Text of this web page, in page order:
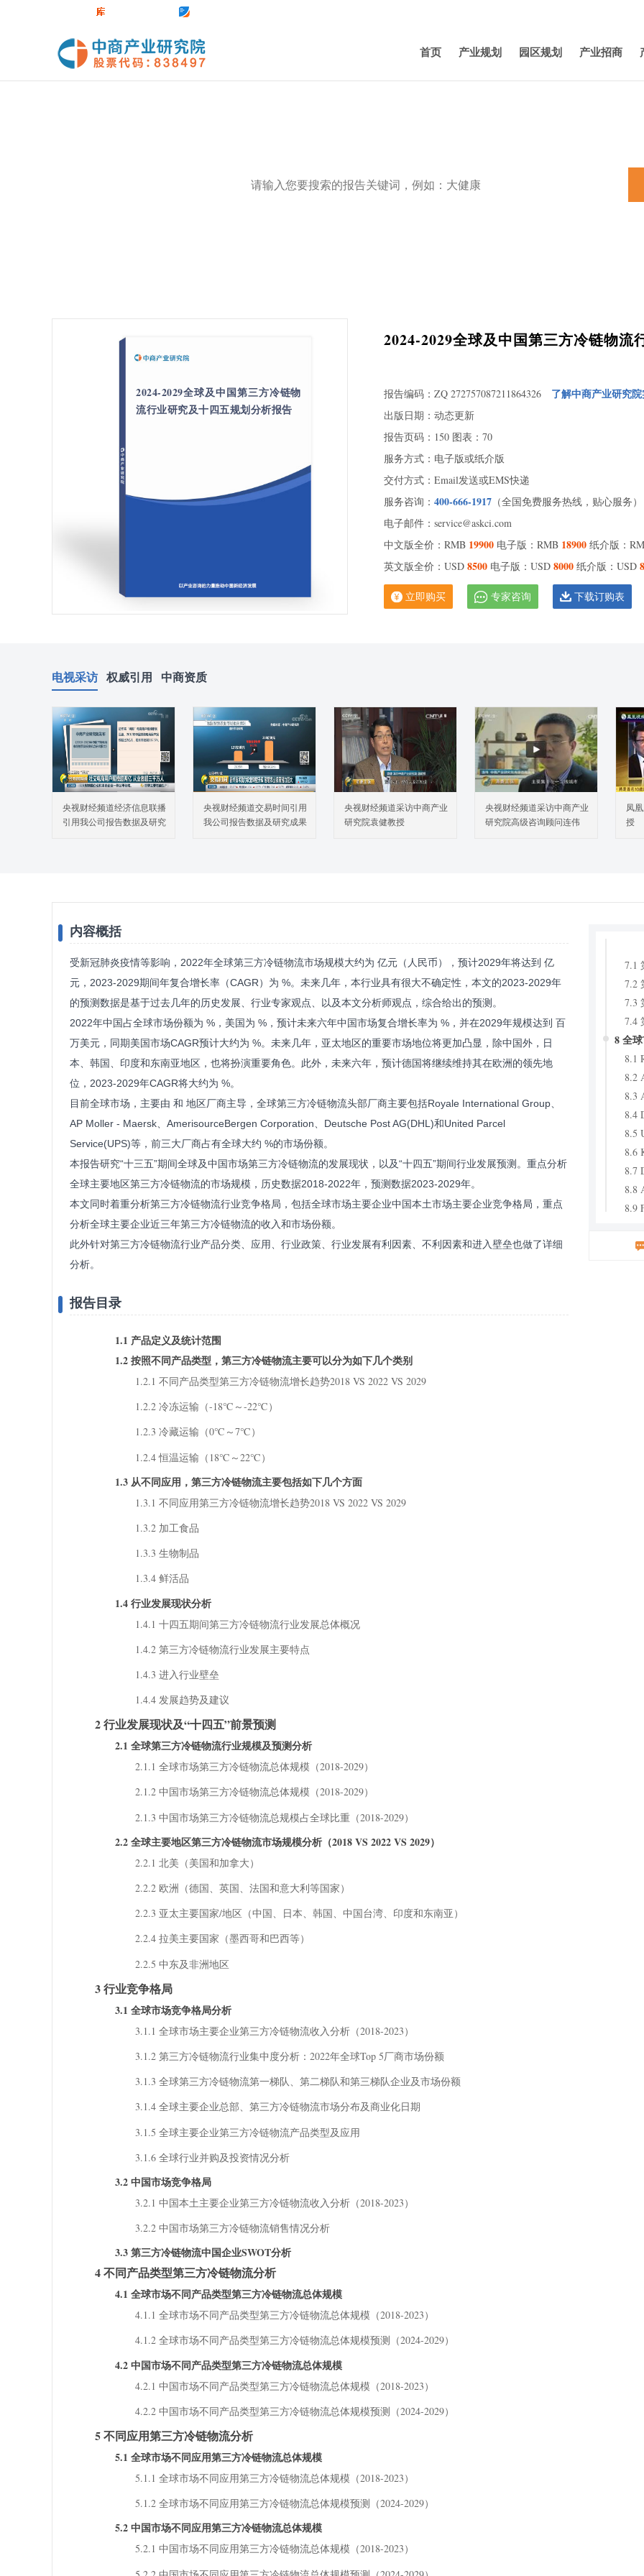
首页 产业规划 园区规划 产业招商
2024-2029全球及中国第三方冷链物
流行业研究及十四五规划分析报告
2024-2029全球及中国第三方冷链物流
报告编码：ZQ 272757087211864326 了解中商产业研究
出版日期：动态更新
报告页码：150 图表：70
服务方式：电子版或纸介版
交付方式：Email发送或EMS快递
服务咨询： 400-666-1917 （全国免费服务热线，贴心服务）
电子邮件：service@askci.com
中文版全价：RMB 19900 电子版：RMB 18900 纸介版：
英文版全价：USD 8500 电子版：USD 8000 纸介版：USD
立即购买 专家咨询 下载订购表
电视采访 权威引用 中商资质
央视财经频道经济信息联播
引用我公司报告数据及研究
央视财经频道交易时间引用
我公司报告数据及研究成果
央视财经频道采访中商产业
研究院袁健教授
央视财经频道采访中商产业
研究院高级咨询顾问连伟
凤
授
内容概括
受新冠肺炎疫情等影响，2022年全球第三方冷链物流市场规模大约为 亿元（人民币），预计2029年将达到 亿
元，2023-2029期间年复合增长率（CAGR）为 %。未来几年，本行业具有很大不确定性，本文的2023-2029年
的预测数据是基于过去几年的历史发展、行业专家观点、以及本文分析师观点，综合给出的预测。
2022年中国占全球市场份额为 %，美国为 %，预计未来六年中国市场复合增长率为 %，并在2029年规模达到 百
万美元，同期美国市场CAGR预计大约为 %。未来几年，亚太地区的重要市场地位将更加凸显，除中国外，日
本、韩国、印度和东南亚地区，也将扮演重要角色。此外，未来六年，预计德国将继续维持其在欧洲的领先地
位，2023-2029年CAGR将大约为 %。
目前全球市场，主要由 和 地区厂商主导，全球第三方冷链物流头部厂商主要包括Royale International Group、
AP Moller - Maersk、AmerisourceBergen Corporation、Deutsche Post AG(DHL)和United Parcel
Service(UPS)等，前三大厂商占有全球大约 %的市场份额。
本报告研究“十三五”期间全球及中国市场第三方冷链物流的发展现状，以及“十四五”期间行业发展预测。重点分析
全球主要地区第三方冷链物流的市场规模，历史数据2018-2022年，预测数据2023-2029年。
本文同时着重分析第三方冷链物流行业竞争格局，包括全球市场主要企业中国本土市场主要企业竞争格局，重点
分析全球主要企业近三年第三方冷链物流的收入和市场份额。
此外针对第三方冷链物流行业产品分类、应用、行业政策、行业发展有利因素、不利因素和进入壁垒也做了详细
分析。
报告目录
1.1 产品定义及统计范围
1.2 按照不同产品类型，第三方冷链物流主要可以分为如下几个类别
1.2.1 不同产品类型第三方冷链物流增长趋势2018 VS 2022 VS 2029
1.2.2 冷冻运输（-18℃～-22℃）
1.2.3 冷藏运输（0℃～7℃）
1.2.4 恒温运输（18℃～22℃）
1.3 从不同应用，第三方冷链物流主要包括如下几个方面
1.3.1 不同应用第三方冷链物流增长趋势2018 VS 2022 VS 2029
1.3.2 加工食品
1.3.3 生物制品
1.3.4 鲜活品
1.4 行业发展现状分析
1.4.1 十四五期间第三方冷链物流行业发展总体概况
1.4.2 第三方冷链物流行业发展主要特点
1.4.3 进入行业壁垒
1.4.4 发展趋势及建议
2 行业发展现状及“十四五”前景预测
2.1 全球第三方冷链物流行业规模及预测分析
2.1.1 全球市场第三方冷链物流总体规模（2018-2029）
2.1.2 中国市场第三方冷链物流总体规模（2018-2029）
2.1.3 中国市场第三方冷链物流总规模占全球比重（2018-2029）
2.2 全球主要地区第三方冷链物流市场规模分析（2018 VS 2022 VS 2029）
2.2.1 北美（美国和加拿大）
2.2.2 欧洲（德国、英国、法国和意大利等国家）
2.2.3 亚太主要国家/地区（中国、日本、韩国、中国台湾、印度和东南亚）
2.2.4 拉美主要国家（墨西哥和巴西等）
2.2.5 中东及非洲地区
3 行业竞争格局
3.1 全球市场竞争格局分析
3.1.1 全球市场主要企业第三方冷链物流收入分析（2018-2023）
3.1.2 第三方冷链物流行业集中度分析：2022年全球Top 5厂商市场份额
3.1.3 全球第三方冷链物流第一梯队、第二梯队和第三梯队企业及市场份额
3.1.4 全球主要企业总部、第三方冷链物流市场分布及商业化日期
3.1.5 全球主要企业第三方冷链物流产品类型及应用
3.1.6 全球行业并购及投资情况分析
3.2 中国市场竞争格局
3.2.1 中国本土主要企业第三方冷链物流收入分析（2018-2023）
3.2.2 中国市场第三方冷链物流销售情况分析
3.3 第三方冷链物流中国企业SWOT分析
4 不同产品类型第三方冷链物流分析
4.1 全球市场不同产品类型第三方冷链物流总体规模
4.1.1 全球市场不同产品类型第三方冷链物流总体规模（2018-2023）
4.1.2 全球市场不同产品类型第三方冷链物流总体规模预测（2024-2029）
4.2 中国市场不同产品类型第三方冷链物流总体规模
4.2.1 中国市场不同产品类型第三方冷链物流总体规模（2018-2023）
4.2.2 中国市场不同产品类型第三方冷链物流总体规模预测（2024-2029）
5 不同应用第三方冷链物流分析
5.1 全球市场不同应用第三方冷链物流总体规模
5.1.1 全球市场不同应用第三方冷链物流总体规模（2018-2023）
5.1.2 全球市场不同应用第三方冷链物流总体规模预测（2024-2029）
5.2 中国市场不同应用第三方冷链物流总体规模
5.2.1 中国市场不同应用第三方冷链物流总体规模（2018-2023）
1.2
2 行
3.2
4 不
4.1
4.2
5 不
7.1
7.2
7.3
7.4
8 全
8.1
8.2
8.3
8.4
8.5
8.6
8.7
8.8
8.9